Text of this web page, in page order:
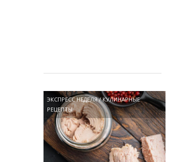
ЭКСПРЕСС НЕДЕЛЯ/КУЛИНАРНЫЕ
РЕЦЕПТЫ